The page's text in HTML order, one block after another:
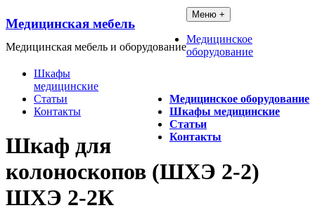
к
Медицинская мебель
Медицинская мебель и оборудование
Медицинское оборудование
Шкафы медицинские
Статьи
Контакты
Меню +
Медицинское
оборудование
Шкафы
медицинские
Статьи
Контакты
Шкаф для
колоноскопов (ШХЭ 2-2)
ШХЭ 2-2К